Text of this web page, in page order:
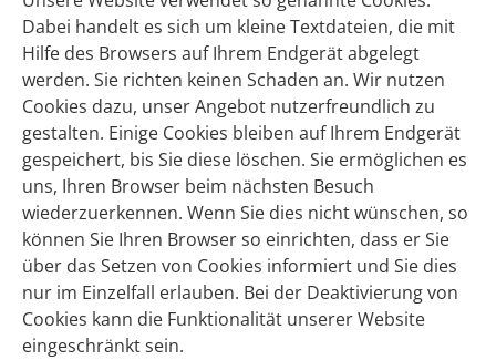
Dabei handelt es sich um kleine Textdateien, die mit
Hilfe des Browsers auf Ihrem Endgerät abgelegt
werden. Sie richten keinen Schaden an. Wir nutzen
Cookies dazu, unser Angebot nutzerfreundlich zu
gestalten. Einige Cookies bleiben auf Ihrem Endgerät
gespeichert, bis Sie diese löschen. Sie ermöglichen es
uns, Ihren Browser beim nächsten Besuch
wiederzuerkennen. Wenn Sie dies nicht wünschen, so
können Sie Ihren Browser so einrichten, dass er Sie
über das Setzen von Cookies informiert und Sie dies
nur im Einzelfall erlauben. Bei der Deaktivierung von
Cookies kann die Funktionalität unserer Website
eingeschränkt sein.